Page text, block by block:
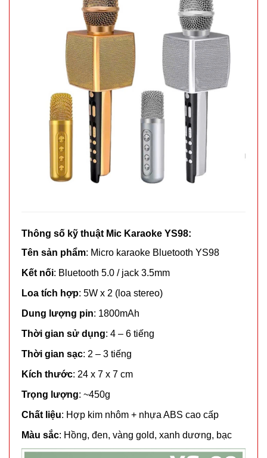
Thông số kỹ thuật Mic Karaoke YS98:
Tên sản phẩm: Micro karaoke Bluetooth YS98
Kết nối: Bluetooth 5.0 / jack 3.5mm
Loa tích hợp: 5W x 2 (loa stereo)
Dung lượng pin: 1800mAh
Thời gian sử dụng: 4 – 6 tiếng
Thời gian sạc: 2 – 3 tiếng
Kích thước: 24 x 7 x 7 cm
Trọng lượng: ~450g
Chất liệu: Hợp kim nhôm + nhựa ABS cao cấp
Màu sắc: Hồng, đen, vàng gold, xanh dương, bạc